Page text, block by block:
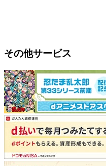
その他サービス